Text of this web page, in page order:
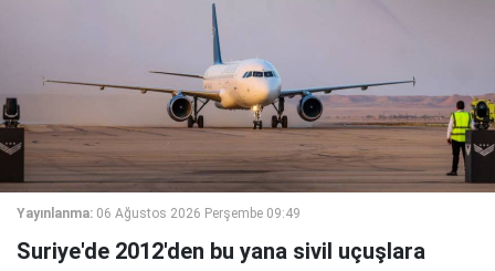
Yayınlanma: 06 Ağustos 2026 Perşembe 09:49
Suriye'de 2012'den bu yana sivil uçuşlara